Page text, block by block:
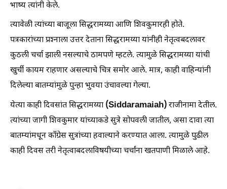
भाष्य त्यांनी केले.
त्यावेळी त्यांच्या बाजूला सिद्धरामय्या आणि शिवकुमारही होते.
पत्रकारांच्या प्रश्‍नाला उत्तर देताना सिद्धरामय्या यांनीही नेतृत्वबदलावर
कुठली चर्चा झाली नसल्याचे ठामपणे म्हटले. त्यामुळे सिद्धरामय्या यांची
खुर्ची कायम राहणार असल्याचे चित्र समोर आले. मात्र, काही वाहिन्यांनी
दिलेल्या बातम्यांमुळे पुन्हा भुवया उंचावल्या गेल्या.
येत्या काही दिवसांत सिद्धरामय्या (Siddaramaiah)राजीनामा देतील.
त्यांच्या जागी शिवकुमार यांच्याकडे सुत्रे सोपवली जातील, असा दावा त्या
बातम्यांमधून कॉंग्रेस सुत्रांच्या हवाल्याने करण्यात आला. त्यामुळे पुढील
काही दिवस तरी नेतृत्वाबदलाविषयीच्या चर्चांना खतपाणी मिळाले आहे.